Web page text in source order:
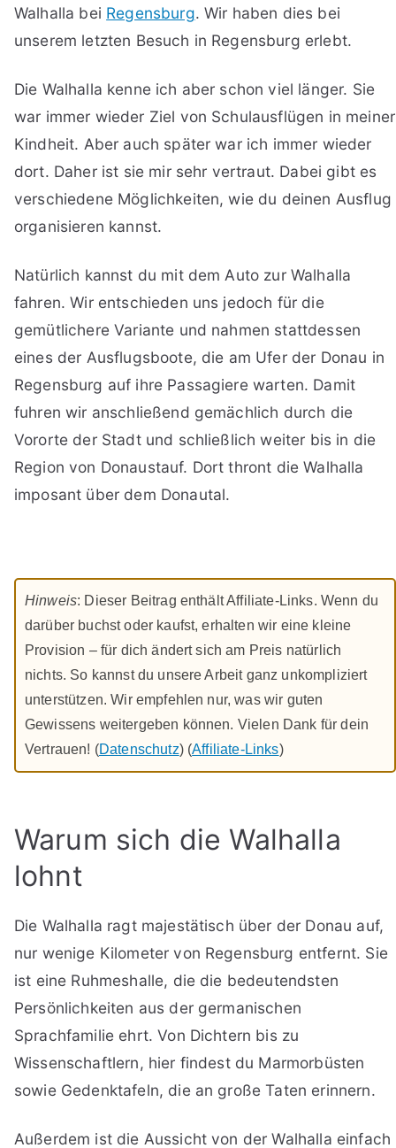
Walhalla bei Regensburg. Wir haben dies bei
unserem letzten Besuch in Regensburg erlebt.
Die Walhalla kenne ich aber schon viel länger. Sie
war immer wieder Ziel von Schulausflügen in meiner
Kindheit. Aber auch später war ich immer wieder
dort. Daher ist sie mir sehr vertraut. Dabei gibt es
verschiedene Möglichkeiten, wie du deinen Ausflug
organisieren kannst.
Natürlich kannst du mit dem Auto zur Walhalla
fahren. Wir entschieden uns jedoch für die
gemütlichere Variante und nahmen stattdessen
eines der Ausflugsboote, die am Ufer der Donau in
Regensburg auf ihre Passagiere warten. Damit
fuhren wir anschließend gemächlich durch die
Vororte der Stadt und schließlich weiter bis in die
Region von Donaustauf. Dort thront die Walhalla
imposant über dem Donautal.
Hinweis: Dieser Beitrag enthält Affiliate-Links. Wenn du
darüber buchst oder kaufst, erhalten wir eine kleine
Provision – für dich ändert sich am Preis natürlich
nichts. So kannst du unsere Arbeit ganz unkompliziert
unterstützen. Wir empfehlen nur, was wir guten
Gewissens weitergeben können. Vielen Dank für dein
Vertrauen! (Datenschutz) (Affiliate-Links)
Warum sich die Walhalla
lohnt
Die Walhalla ragt majestätisch über der Donau auf,
nur wenige Kilometer von Regensburg entfernt. Sie
ist eine Ruhmeshalle, die die bedeutendsten
Persönlichkeiten aus der germanischen
Sprachfamilie ehrt. Von Dichtern bis zu
Wissenschaftlern, hier findest du Marmorbüsten
sowie Gedenktafeln, die an große Taten erinnern.
Außerdem ist die Aussicht von der Walhalla einfach